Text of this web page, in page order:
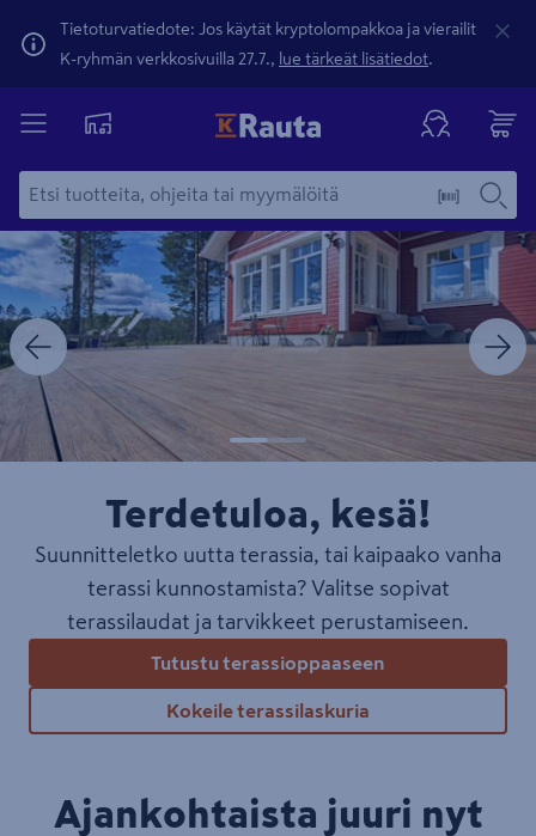
Tietoturvatiedote: Jos käytät kryptolompakkoa ja vierailit
K-ryhmän verkkosivuilla 27.7., lue tärkeät lisätiedot.
Dia
1
kautta
2
Terdetuloa, kesä!
Suunnitteletko uutta terassia, tai kaipaako vanha
terassi kunnostamista? Valitse sopivat
terassilaudat ja tarvikkeet perustamiseen.
Tutustu terassioppaaseen
Kokeile terassilaskuria
Ajankohtaista juuri nyt